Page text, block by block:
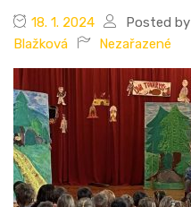
18. 1. 2024 Posted by
Blažková
Nezařazené